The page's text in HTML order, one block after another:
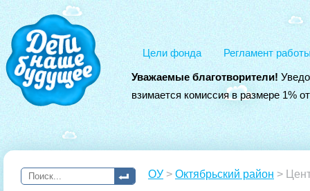
Цели фонда Регламент
Уважаемые благотворители!
взимается комиссия в размере 1%
ОУ > Октябрьский район >